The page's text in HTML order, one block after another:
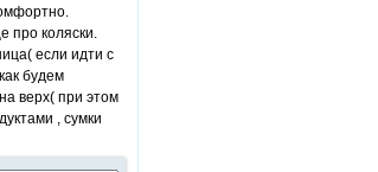
про коляски.
если идти с
будем
верх( при этом
, сумки